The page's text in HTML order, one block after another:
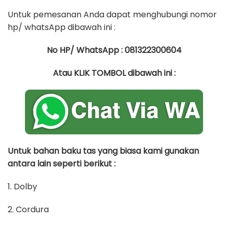
Untuk pemesanan Anda dapat menghubungi nomor
hp/ whatsApp dibawah ini :
No HP/ WhatsApp : 081322300604
Atau KLIK TOMBOL dibawah ini :
Untuk bahan baku tas yang biasa kami gunakan
antara lain seperti berikut :
1. Dolby
2. Cordura